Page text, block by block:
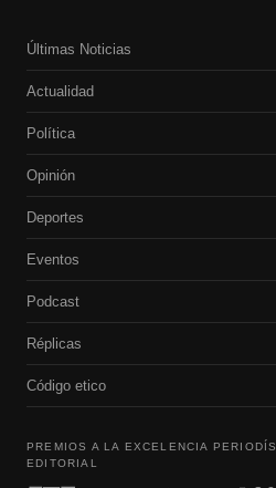
Últimas Noticias
Actualidad
Política
Opinión
Deportes
Eventos
Podcast
Réplicas
Código etico
PREMIOS A LA EXCELENCIA
EDITORIAL